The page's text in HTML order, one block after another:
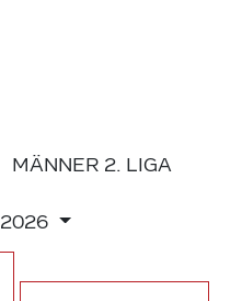
MÄNNER 2. LIGA
2026